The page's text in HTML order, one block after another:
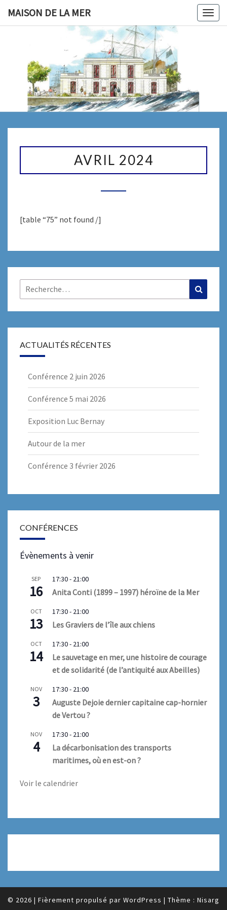
MAISON DE LA MER
MAISON
DE LA
MER
Le Site De
La
Fédération
Maritime
Nantes/ St
Nazaire
AVRIL 2024
[table “75” not found /]
Rechercher :
ACTUALITÉS RÉCENTES
Conférence 2 juin 2026
Conférence 5 mai 2026
Exposition Luc Bernay
Autour de la mer
Conférence 3 février 2026
CONFÉRENCES
Évènements à venir
SEP
16
17:30- 21:00
Anita Conti (1899 – 1997) héroïne de la Mer
OCT
13
17:30- 21:00
Les Graviers de l’île aux chiens
OCT
14
17:30- 21:00
Le sauvetage en mer, une histoire de courage
et de solidarité (de l’antiquité aux Abeilles)
NOV
3
17:30- 21:00
Auguste Dejoie dernier capitaine cap-hornier
de Vertou ?
NOV
4
17:30- 21:00
La décarbonisation des transports
maritimes, où en est-on ?
Voir le calendrier
© 2026 | Fièrement propulsé par WordPress | Thème : Nisarg